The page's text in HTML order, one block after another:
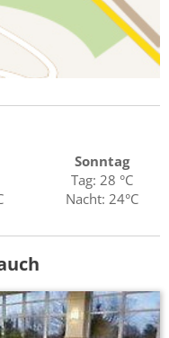
Sonntag
Tag: 28 °C
Nacht: 24°C